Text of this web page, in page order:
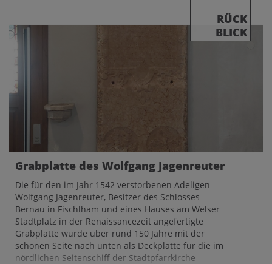
RÜCK
BLICK
Grabplatte des Wolfgang Jagenreuter
Die für den im Jahr 1542 verstorbenen Adeligen
Wolfgang Jagenreuter, Besitzer des Schlosses
Bernau in Fischlham und eines Hauses am Welser
Stadtplatz in der Renaissancezeit angefertigte
Grabplatte wurde über rund 150 Jahre mit der
schönen Seite nach unten als Deckplatte für die im
nördlichen Seitenschiff der Stadtpfarrkirche